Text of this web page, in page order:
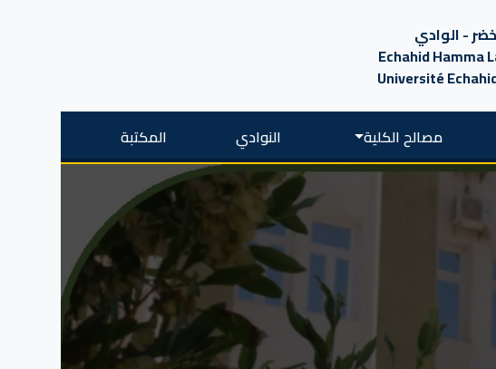
- الوادي
Echahid Hamma
Université
مصالح الكلية النوادي المكتبة